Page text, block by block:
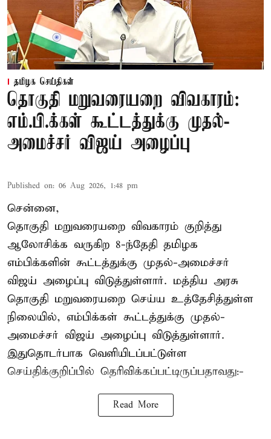
தமிழக செய்திகள்
தொகுதி மறுவரையறை விவகாரம்:
எம்.பி.க்கள் கூட்டத்துக்கு முதல்-
அமைச்சர் விஜய் அழைப்பு
Published on: 06 Aug 2026, 1:48 pm
சென்னை,
தொகுதி மறுவரையறை விவகாரம் குறித்து
ஆலோசிக்க வருகிற 8-ந்தேதி தமிழக
எம்பிக்களின் கூட்டத்துக்கு முதல்-அமைச்சர்
விஜய் அழைப்பு விடுத்துள்ளார். மத்திய அரசு
தொகுதி மறுவரையறை செய்ய உத்தேசித்துள்ள
நிலையில், எம்பிக்கள் கூட்டத்துக்கு முதல்-
அமைச்சர் விஜய் அழைப்பு விடுத்துள்ளார்.
இதுதொடர்பாக வெளியிடப்பட்டுள்ள
செய்திக்குறிப்பில் தெரிவிக்கப்பட்டிருப்பதாவது:-
Read More